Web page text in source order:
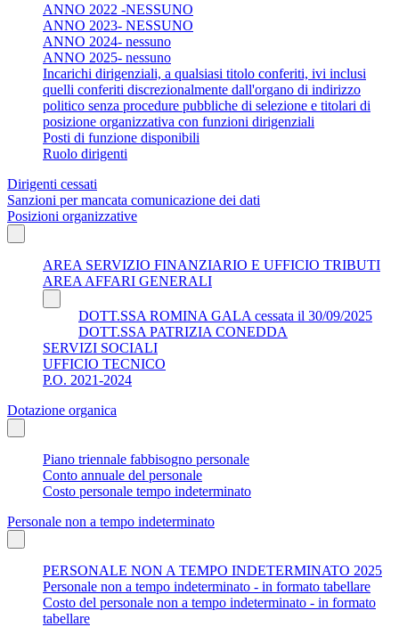
ANNO 2022 -NESSUNO
ANNO 2023- NESSUNO
ANNO 2024- nessuno
ANNO 2025- nessuno
Incarichi dirigenziali, a qualsiasi titolo conferiti, ivi inclusi
quelli conferiti discrezionalmente dall'organo di indirizzo
politico senza procedure pubbliche di selezione e titolari di
posizione organizzativa con funzioni dirigenziali
Posti di funzione disponibili
Ruolo dirigenti
Dirigenti cessati
Sanzioni per mancata comunicazione dei dati
Posizioni organizzative
AREA SERVIZIO FINANZIARIO E UFFICIO TRIBUTI
AREA AFFARI GENERALI
DOTT.SSA ROMINA GALA cessata il 30/09/2025
DOTT.SSA PATRIZIA CONEDDA
SERVIZI SOCIALI
UFFICIO TECNICO
P.O. 2021-2024
Dotazione organica
Piano triennale fabbisogno personale
Conto annuale del personale
Costo personale tempo indeterminato
Personale non a tempo indeterminato
PERSONALE NON A TEMPO INDETERMINATO 2025
Personale non a tempo indeterminato - in formato tabellare
Costo del personale non a tempo indeterminato - in formato
tabellare